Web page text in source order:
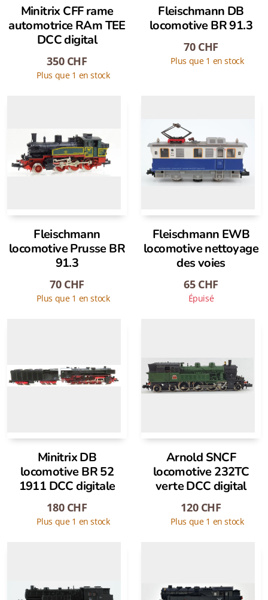
Minitrix CFF rame
automotrice RAm TEE
DCC digital
350CHF
Plus que 1 en stock
Fleischmann DB
locomotive BR 91.3
70CHF
Plus que 1 en stock
Fleischmann
locomotive Prusse BR
91.3
70CHF
Plus que 1 en stock
Fleischmann EWB
locomotive nettoyage
des voies
65CHF
Épuisé
Minitrix DB
locomotive BR 52
1911 DCC digitale
180CHF
Plus que 1 en stock
Arnold SNCF
locomotive 232TC
verte DCC digital
120CHF
Plus que 1 en stock